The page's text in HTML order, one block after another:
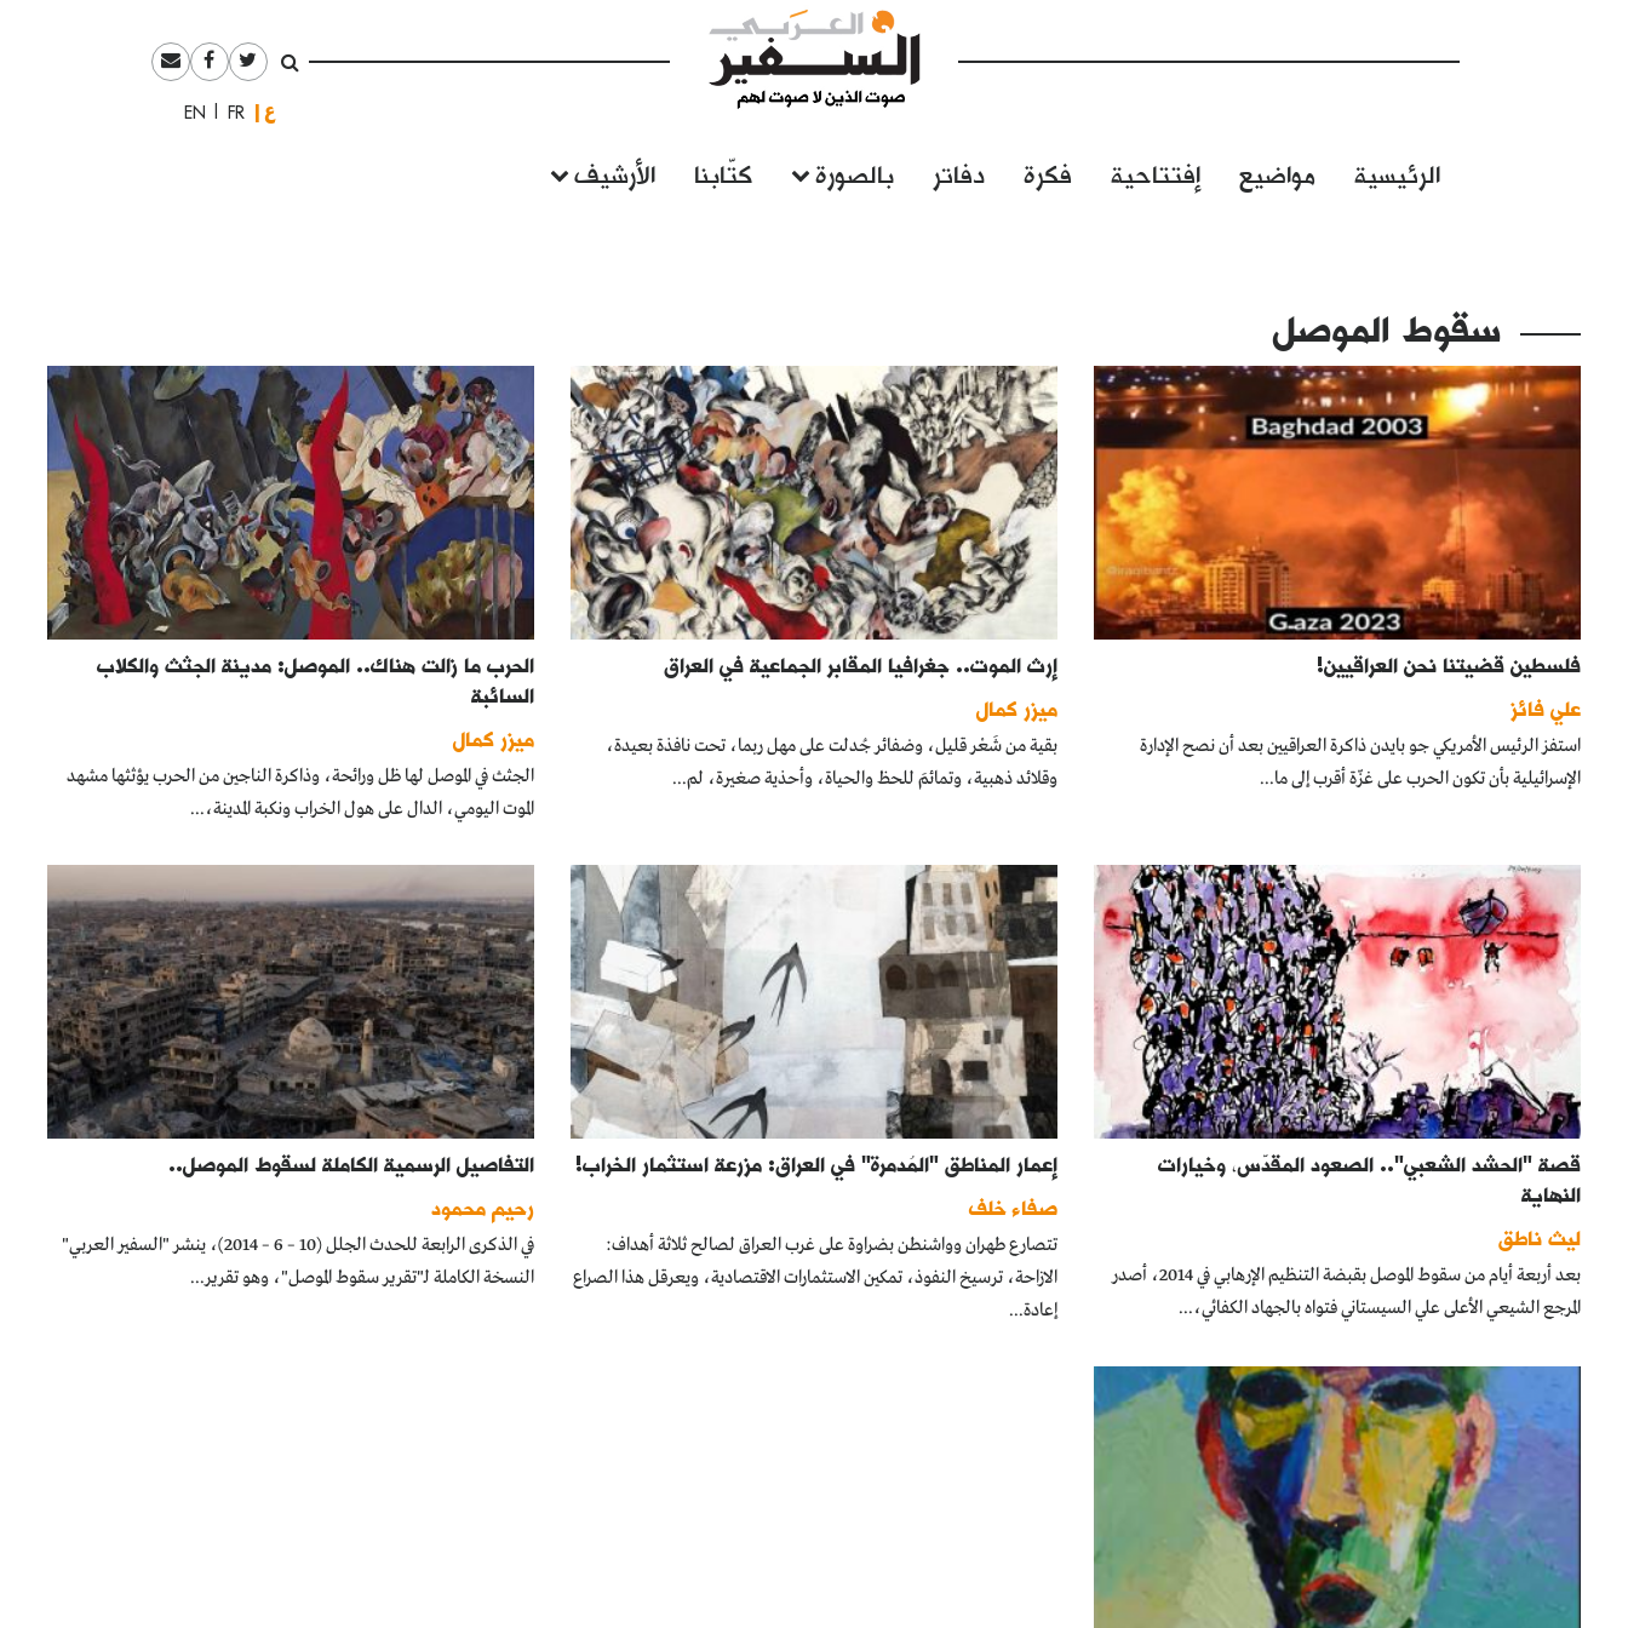
العربيةFrançais
English
الرئيسية مواضيع إفتتاحية فكرة دفاتر بالصورة كتّابنا الأرشيف
سقوط الموصل
فلسطين قضيتنا نحن العراقيين!
علي فائز
استفز الرئيس الأمريكي جو بايدن ذاكرة العراقيين بعد أن نصح الإدارة
الإسرائيلية بأن تكون الحرب على غزّة أقرب إلى ما...
إرث الموت.. جغرافيا المقابر الجماعية في العراق
ميزر كمال
بقية من شَعْر قليل، وضفائر جُدلت على مهل ربما، تحت نافذة بعيدة،
وقلائد ذهبية، وتمائمَ للحظ والحياة، وأحذية صغيرة، لم...
الحرب ما زالت هناك.. الموصل: مدينة الجثث والكلاب
السائبة
ميزر كمال
الجثث في الموصل لها ظل ورائحة، وذاكرة الناجين من الحرب يؤثثها مشهد
الموت اليومي، الدال على هول الخراب ونكبة المدينة،...
قصة "الحشد الشعبي".. الصعود المقدّس، وخيارات
النهاية
ليث ناطق
بعد أربعة أيام من سقوط الموصل بقبضة التنظيم الإرهابي في 2014، أصدر
المرجع الشيعي الأعلى علي السيستاني فتواه بالجهاد الكفائي،...
إعمار المناطق "المُدمرة" في العراق: مزرعة استثمار الخراب!
صفاء خلف
تتصارع طهران وواشنطن بضراوة على غرب العراق لصالح ثلاثة أهداف:
الازاحة، ترسيخ النفوذ، تمكين الاستثمارات الاقتصادية، ويعرقل هذا الصراع
إعادة...
التفاصيل الرسمية الكاملة لسقوط الموصل..
رحيم محمود
في الذكرى الرابعة للحدث الجلل (10 – 6 – 2014)، ينشر "السفير العربي"
النسخة الكاملة لـ"تقرير سقوط الموصل"، وهو تقرير...